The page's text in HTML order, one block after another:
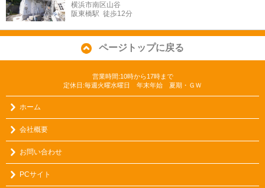
横浜市南区山谷
阪東橋駅 徒歩12分
ページトップに戻る
営業時間:10時から17時まで
定休日:毎週火曜水曜日 年末年始 夏期・ＧＷ
ホーム
会社概要
お問い合わせ
PCサイト